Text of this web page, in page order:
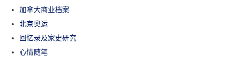
加拿大商业档案
北京奥运
回忆录及家史研究
心情随笔